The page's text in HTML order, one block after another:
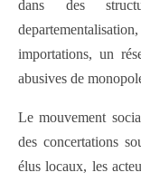
dans des
importations, un
abusives de
Le mouvement
des concertations
élus locaux, les